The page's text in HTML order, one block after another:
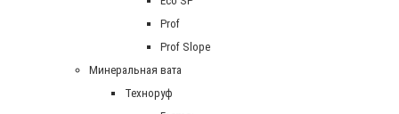
Prof
Prof Slope
Минеральная вата
Техноруф